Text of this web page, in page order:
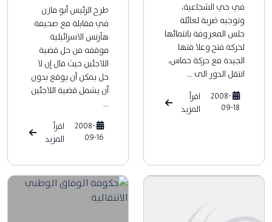
في حي الشجاعية،
وتوجيه ضربة لعائلة
حلس المعروفة بانتمائها
لحركة فتح وعلا قتها
الجيدة مع حركة حماس،
انتقل الدور الى ...
2008-
09-18
اقرأ
المزيد
طرح الرئيس أبو مازن
في مقابلة مع صحيفة
هآرتس الاسرائيلية
موقفه من حل قضية
اللاجئين حيث قال إن لا
حل يمكن أن يوقع بدون
أن يشمل قضية اللاجئين
2008-
09-16
اقرأ
المزيد